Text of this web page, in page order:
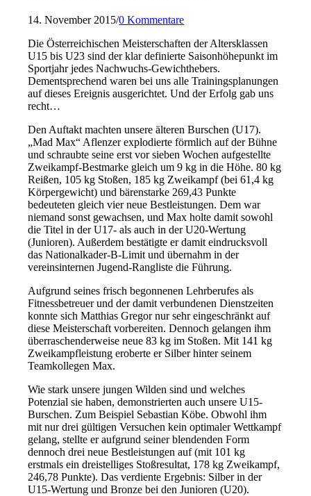
14. November 2015/0 Kommentare
Die Österreichischen Meisterschaften der Altersklassen
U15 bis U23 sind der klar definierte Saisonhöhepunkt im
Sportjahr jedes Nachwuchs-Gewichthebers.
Dementsprechend waren bei uns alle Trainingsplanungen
auf dieses Ereignis ausgerichtet. Und der Erfolg gab uns
recht…
Den Auftakt machten unsere älteren Burschen (U17).
„Mad Max“ Aflenzer explodierte förmlich auf der Bühne
und schraubte seine erst vor sieben Wochen aufgestellte
Zweikampf-Bestmarke gleich um 9 kg in die Höhe. 80 kg
Reißen, 105 kg Stoßen, 185 kg Zweikampf (bei 61,4 kg
Körpergewicht) und bärenstarke 269,43 Punkte
bedeuteten gleich vier neue Bestleistungen. Dem war
niemand sonst gewachsen, und Max holte damit sowohl
die Titel in der U17- als auch in der U20-Wertung
(Junioren). Außerdem bestätigte er damit eindrucksvoll
das Nationalkader-B-Limit und übernahm in der
vereinsinternen Jugend-Rangliste die Führung.
Aufgrund seines frisch begonnenen Lehrberufes als
Fitnessbetreuer und der damit verbundenen Dienstzeiten
konnte sich Matthias Gregor nur sehr eingeschränkt auf
diese Meisterschaft vorbereiten. Dennoch gelangen ihm
überraschenderweise neue 83 kg im Stoßen. Mit 141 kg
Zweikampfleistung eroberte er Silber hinter seinem
Teamkollegen Max.
Wie stark unsere jungen Wilden sind und welches
Potenzial sie haben, demonstrierten auch unsere U15-
Burschen. Zum Beispiel Sebastian Köbe. Obwohl ihm
mit nur drei gültigen Versuchen kein optimaler Wettkampf
gelang, stellte er aufgrund seiner blendenden Form
dennoch drei neue Bestleistungen auf (mit 101 kg
erstmals ein dreistelliges Stoßresultat, 178 kg Zweikampf,
246,78 Punkte). Das verdiente Ergebnis: Silber in der
U15-Wertung und Bronze bei den Junioren (U20).